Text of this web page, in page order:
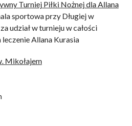
Turniej Piłki Nożnej dla Allana
sportowa przy Długiej w
udział w turnieju w całości
Allana Kurasia
Mikołajem